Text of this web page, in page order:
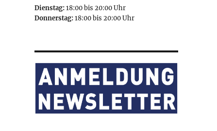
Dienstag:18:00 bis 20:00 Uhr
Donnerstag:18:00 bis 20:00 Uhr